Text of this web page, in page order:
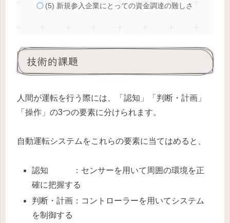
(5) 新規参入企業にとっての資金調達の難しさ
技術的課題
人間が運転を行う際には、「認知」「判断・計画」
「操作」の3つの要素に分けられます。
自動運転システムをこれらの要素に当てはめると、
認知 ：センサーを用いて周囲の環境を正
確に把握する
判断・計画：コントローラーを用いてシステム
を制御する